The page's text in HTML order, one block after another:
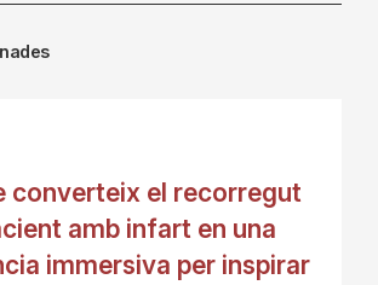
converteix el recorregut
amb infart en una
immersiva per inspirar